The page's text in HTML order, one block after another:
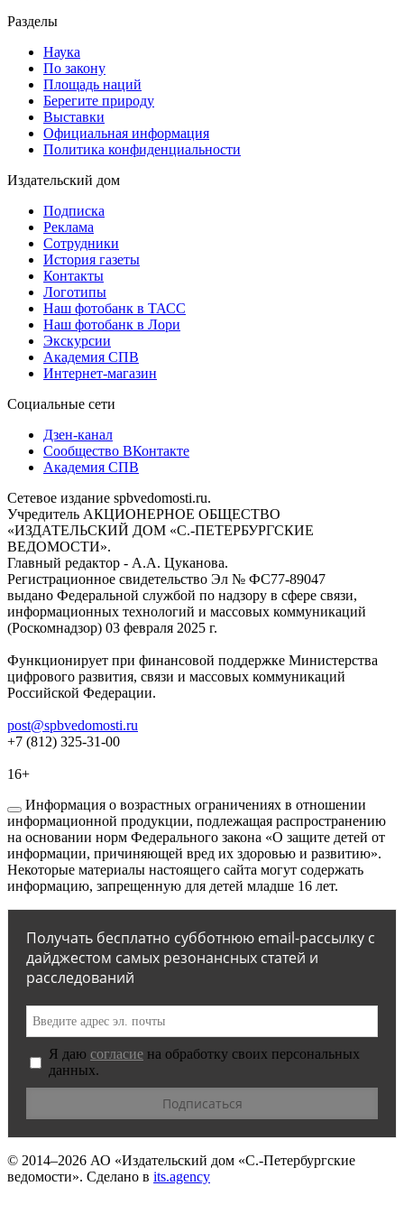
Разделы
Наука
По закону
Площадь наций
Берегите природу
Выставки
Официальная информация
Политика конфиденциальности
Издательский дом
Подписка
Реклама
Сотрудники
История газеты
Контакты
Логотипы
Наш фотобанк в ТАСС
Наш фотобанк в Лори
Экскурсии
Академия СПВ
Интернет-магазин
Социальные сети
Дзен-канал
Сообщество ВКонтакте
Академия СПВ
Сетевое издание spbvedomosti.ru.
Учредитель АКЦИОНЕРНОЕ ОБЩЕСТВО
«ИЗДАТЕЛЬСКИЙ ДОМ «С.-ПЕТЕРБУРГСКИЕ
ВЕДОМОСТИ».
Главный редактор - А.А. Цуканова.
Регистрационное свидетельство Эл № ФС77-89047
выдано Федеральной службой по надзору в сфере связи,
информационных технологий и массовых коммуникаций
(Роскомнадзор) 03 февраля 2025 г.
Функционирует при финансовой поддержке Министерства
цифрового развития, связи и массовых коммуникаций
Российской Федерации.
post@spbvedomosti.ru
+7 (812) 325-31-00
16+
Информация о возрастных ограничениях в отношении
информационной продукции, подлежащая распространению
на основании норм Федерального закона «О защите детей от
информации, причиняющей вред их здоровью и развитию».
Некоторые материалы настоящего сайта могут содержать
информацию, запрещенную для детей младше 16 лет.
Получать бесплатно субботнюю email-рассылку с
дайджестом самых резонансных статей и
расследований
Я даю согласие на обработку своих персональных
данных.
© 2014–2026 АО «Издательский дом «С.-Петербургские
ведомости». Сделано в its.agency